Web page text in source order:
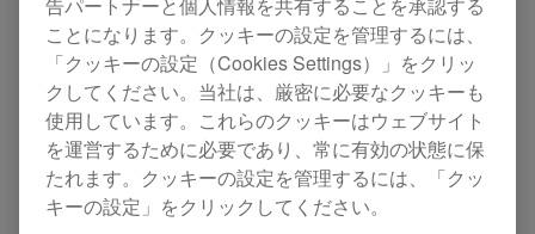
Windows 用(Ver.1.000)
Mac Sierra / El Capitan 用 (Ver.2.0.0)
Mac Yosemite 用(Ver.1.0.0)
DDJ-SR2用ドライバソフトウェアの初版を掲載し
告パートナーと個人情報を共有することを承認する
ことになります。クッキーの設定を管理するには、
「クッキーの設定（Cookies Settings）」をクリッ
クしてください。当社は、厳密に必要なクッキーも
使用しています。これらのクッキーはウェブサイト
を運営するために必要であり、常に有効の状態に保
たれます。クッキーの設定を管理するには、「クッ
キーの設定」をクリックしてください。